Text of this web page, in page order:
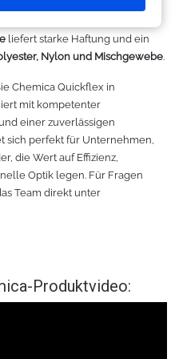
filigraner Motive deutlich
liefert starke Haftung und ein
Nylon und Mischgewebe.
Chemica Quickflex in
mit kompetenter
einer zuverlässigen
sich perfekt für Unternehmen,
die Wert auf Effizienz,
Optik legen. Für Fragen
Team direkt unter
Produktvideo: